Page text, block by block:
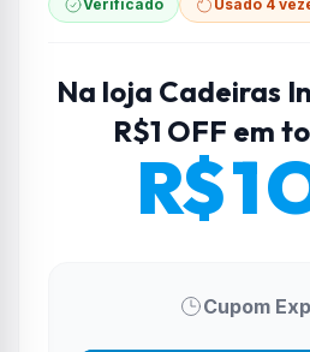
Verificado Usado 4
Na loja Cadeiras
R$1 OFF em
R$ 1
Cupom